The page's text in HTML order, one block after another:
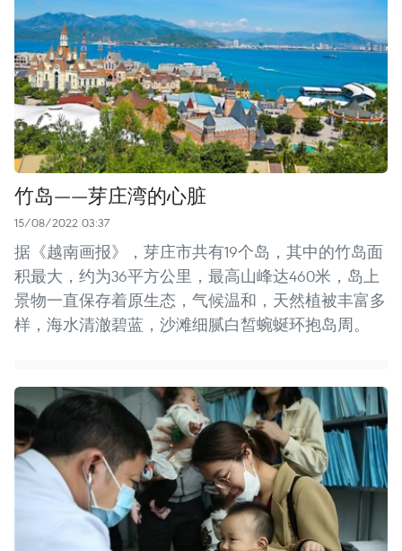
竹岛——芽庄湾的心脏
15/08/2022 03:37
据《越南画报》，芽庄市共有19个岛，其中的竹岛面
积最大，约为36平方公里，最高山峰达460米，岛上
景物一直保存着原生态，气候温和，天然植被丰富多
样，海水清澈碧蓝，沙滩细腻白皙蜿蜒环抱岛周。